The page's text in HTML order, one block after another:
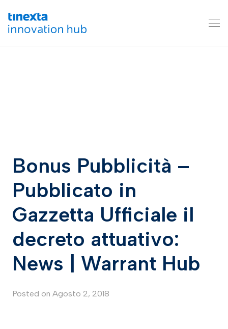
Bonus Pubblicità –
Pubblicato in
Gazzetta Ufficiale il
decreto attuativo:
News | Warrant Hub
Posted on Agosto 2, 2018